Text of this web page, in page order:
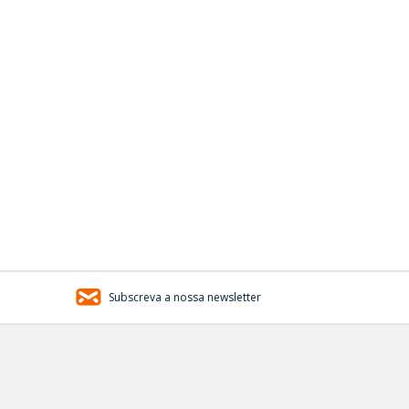
Subscreva a nossa newsletter